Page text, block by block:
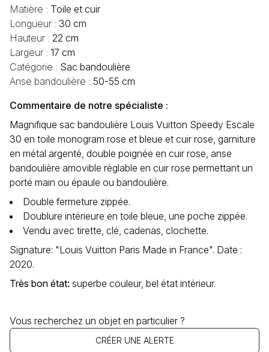
Matière : Toile et cuir
Longueur : 30 cm
Hauteur : 22 cm
Largeur : 17 cm
Catégorie : Sac bandoulière
Anse bandoulière : 50-55 cm
Commentaire de notre spécialiste :
Magnifique sac bandoulière Louis Vuitton Speedy Escale
30 en toile monogram rose et bleue et cuir rose, garniture
en métal argenté, double poignée en cuir rose, anse
bandoulière amovible réglable en cuir rose permettant un
porté main ou épaule ou bandoulière.
Double fermeture zippée.
Doublure intérieure en toile bleue, une poche zippée.
Vendu avec tirette, clé, cadenas, clochette.
Signature: "Louis Vuitton Paris Made in France". Date :
2020.
Très bon état: superbe couleur, bel état intérieur.
Vous recherchez un objet en particulier ?
CRÉER UNE ALERTE